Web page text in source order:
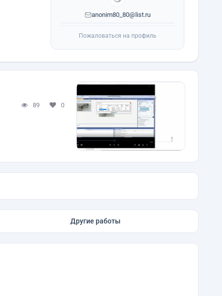
anonim80_80@list.ru
Пожаловаться на профиль
89 0
Другие работы